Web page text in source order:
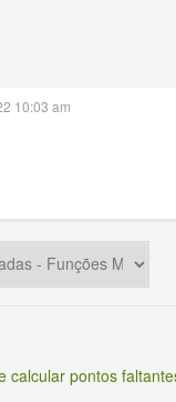
10:03 am
calcular pontos